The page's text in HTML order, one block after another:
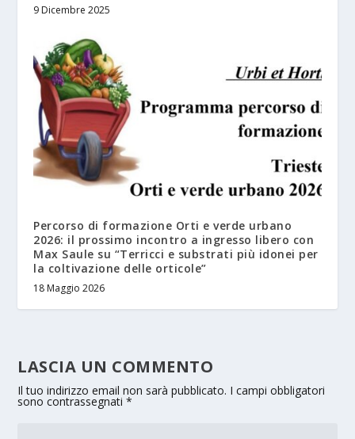
9 Dicembre 2025
Percorso di formazione Orti e verde urbano
2026: il prossimo incontro a ingresso libero con
Max Saule su “Terricci e substrati più idonei per
la coltivazione delle orticole”
18 Maggio 2026
LASCIA UN COMMENTO
Il tuo indirizzo email non sarà pubblicato. I campi obbligatori
sono contrassegnati*